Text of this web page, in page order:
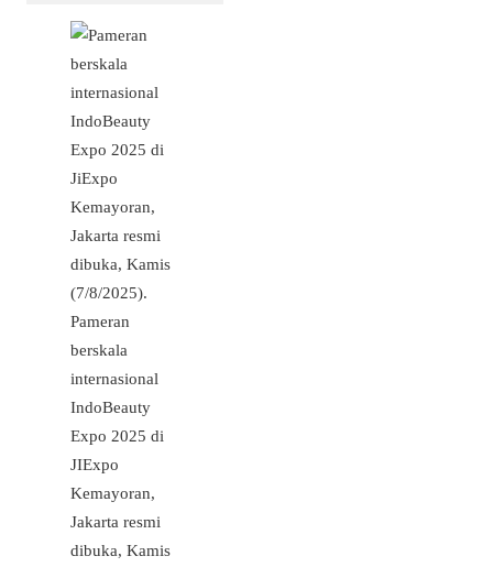
Pameran
berskala
internasional
IndoBeauty
Expo 2025 di
JIExpo
Kemayoran,
Jakarta resmi
dibuka, Kamis